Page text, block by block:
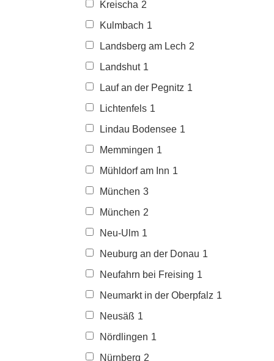
Kreischa 2
Kulmbach 1
Landsberg am Lech 2
Landshut 1
Lauf an der Pegnitz 1
Lichtenfels 1
Lindau Bodensee 1
Memmingen 1
Mühldorf am Inn 1
München 3
München 2
Neu-Ulm 1
Neuburg an der Donau 1
Neufahrn bei Freising 1
Neumarkt in der Oberpfalz 1
Neusäß 1
Nördlingen 1
Nürnberg 2